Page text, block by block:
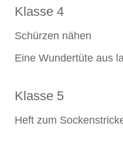
Klasse 4
Schürzen nähen
Eine Wundertüte aus
Klasse 5
Heft zum